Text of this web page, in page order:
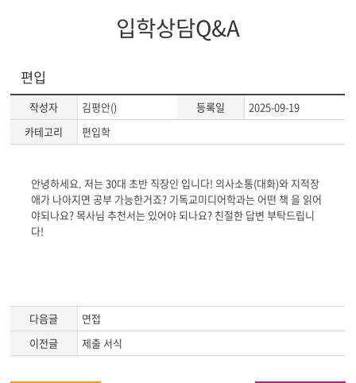
입학상담Q&A
편입
작성자 김평안() 등록일
2025-09-19
카테고리
편입학
게
시
글
본
안녕하세요. 저는 30대 초반 직장인 입니다! 의사소통(대화)와 지적장
애가 나아지면 공부 가능한거죠? 기독교미디어학과는 어떤 책 을 읽어
야되나요? 목사님 추천서는 있어야 되나요? 친절한 답변 부탁드립니
다!
다음글
면접
이전글
제출 서식